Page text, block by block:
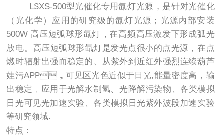
LSXS-500型光催化专用氙灯光源，是针对光催化
（光化学）应用的研究级的氙灯光源；光源内部安装
500W 高压短弧球形氙灯，在高频高压激发下形成弧光
放电。高压短弧球形氙灯是发光点很小的点光源，在点
燃时辐射出强而稳定的、从紫外到近红外强烈连续葫芦
娃污APP，可见区光色近似于日光,能量密度高，输
出稳定，应用于光解水制氢、光降解污染物、各类模拟
日光可见光加速实验、各类模拟日光紫外波段加速实验
等研究领域.
特点：